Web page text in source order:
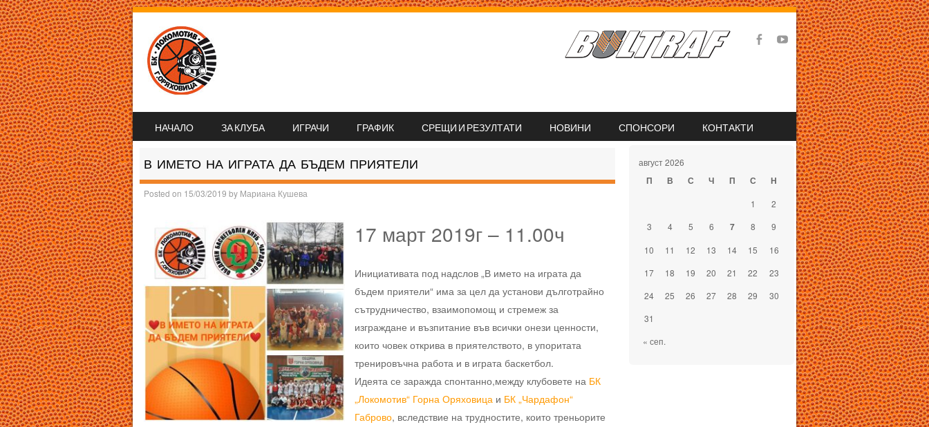
MENU
SKIP TO CONTENT
НАЧАЛО ЗА КЛУБА ИГРАЧИ ГРАФИК СРЕЩИ И РЕЗУЛТАТИ НОВИНИ СПОНСОРИ КОНТАКТИ
В ИМЕТО НА ИГРАТА ДА БЪДЕМ ПРИЯТЕЛИ
Posted on 15/03/2019 by Мариана Кушева
17 март 2019г – 11.00ч
Инициативата под надслов „В името на играта да
бъдем приятели“ има за цел да установи дълготрайно
сътрудничество, взаимопомощ и стремеж за
изграждане и възпитание във всички онези ценности,
които човек открива в приятелството, в упоритата
тренировъчна работа и в играта баскетбол.
Идеята се заражда спонтанно,между клубовете на БК
„Локомотив“ Горна Оряховицаи БК „Чардафон“
Габрово, вследствие на трудностите, които треньорите
август 2026
П В С Ч П С Н
« сеп.
1
2
3
4 5 6 7 8
9
10
11 12 13 14 15
16
17
18 19 20 21 22
23
24
25 26 27 28 29
30
31